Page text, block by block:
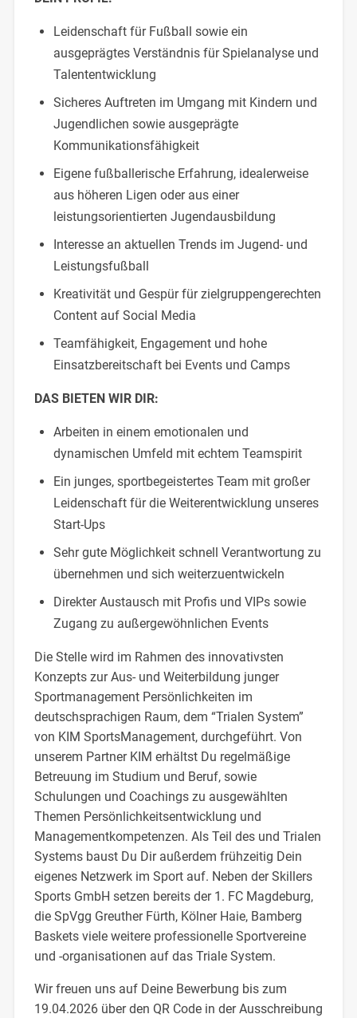
Leidenschaft für Fußball sowie ein
ausgeprägtes Verständnis für Spielanalyse und
Talententwicklung
Sicheres Auftreten im Umgang mit Kindern und
Jugendlichen sowie ausgeprägte
Kommunikationsfähigkeit
Eigene fußballerische Erfahrung, idealerweise
aus höheren Ligen oder aus einer
leistungsorientierten Jugendausbildung
Interesse an aktuellen Trends im Jugend- und
Leistungsfußball
Kreativität und Gespür für zielgruppengerechten
Content auf Social Media
Teamfähigkeit, Engagement und hohe
Einsatzbereitschaft bei Events und Camps
DAS BIETEN WIR DIR:
Arbeiten in einem emotionalen und
dynamischen Umfeld mit echtem Teamspirit
Ein junges, sportbegeistertes Team mit großer
Leidenschaft für die Weiterentwicklung unseres
Start-Ups
Sehr gute Möglichkeit schnell Verantwortung zu
übernehmen und sich weiterzuentwickeln
Direkter Austausch mit Profis und VIPs sowie
Zugang zu außergewöhnlichen Events
Die Stelle wird im Rahmen des innovativsten
Konzepts zur Aus- und Weiterbildung junger
Sportmanagement Persönlichkeiten im
deutschsprachigen Raum, dem “Trialen System”
von KIM SportsManagement, durchgeführt. Von
unserem Partner KIM erhältst Du regelmäßige
Betreuung im Studium und Beruf, sowie
Schulungen und Coachings zu ausgewählten
Themen Persönlichkeitsentwicklung und
Managementkompetenzen. Als Teil des und Trialen
Systems baust Du Dir außerdem frühzeitig Dein
eigenes Netzwerk im Sport auf. Neben der Skillers
Sports GmbH setzen bereits der 1. FC Magdeburg,
die SpVgg Greuther Fürth, Kölner Haie, Bamberg
Baskets viele weitere professionelle Sportvereine
und -organisationen auf das Triale System.
Wir freuen uns auf Deine Bewerbung bis zum
19.04.2026 über den QR Code in der Ausschreibung